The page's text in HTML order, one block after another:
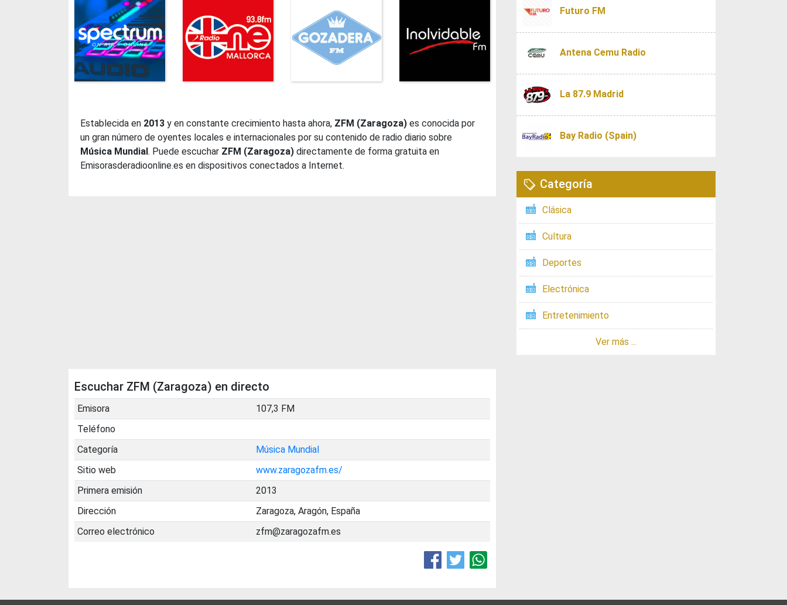
Establecida en 2013 y en constante crecimiento hasta ahora, ZFM (Zaragoza) es conocida por
un gran número de oyentes locales e internacionales por su contenido de radio diario sobre
Música Mundial. Puede escuchar ZFM (Zaragoza) directamente de forma gratuita en
Emisorasderadioonline.es en dispositivos conectados a Internet.
Escuchar ZFM (Zaragoza) en directo
Emisora
107,3 FM
Teléfono
Categoría
Música Mundial
Sitio web
www.zaragozafm.es/
Primera emisión
2013
Dirección
Zaragoza, Aragón, España
Correo electrónico
zfm@zaragozafm.es
Futuro FM
Antena Cemu Radio
La 87.9 Madrid
Bay Radio (Spain)
Categoría
Clásica
Cultura
Deportes
Electrónica
Entretenimiento
Ver más ...